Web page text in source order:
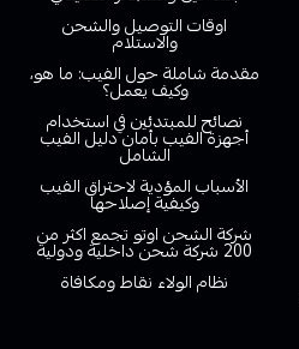
اوقات التوصيل والشحن
والاستلام
مقدمة شاملة حول الفيب: ما هو،
وكيف يعمل؟
نصائح للمبتدئين في استخدام
أجهزة الفيب بأمان دليل الفيب
الشامل
الأسباب المؤدية لاحتراق الفيب
وكيفية إصلاحها
شركة الشحن اوتو تجمع اكثر من
200 شركة شحن داخلية ودولية
نظام الولاء نقاط ومكافاة